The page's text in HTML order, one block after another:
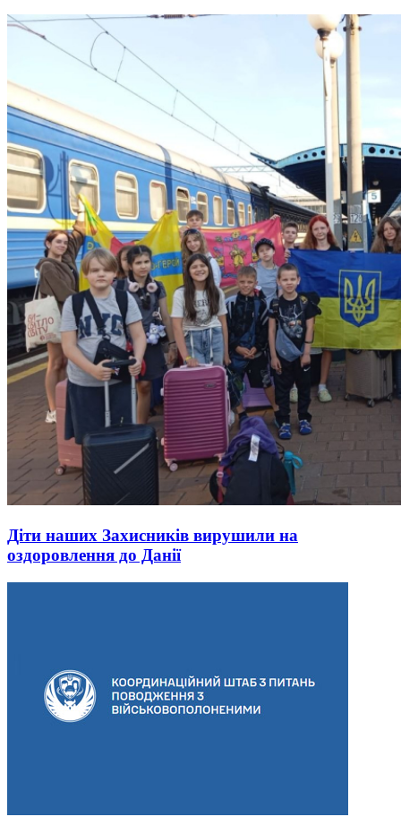
Діти наших Захисників вирушили на
оздоровлення до Данії